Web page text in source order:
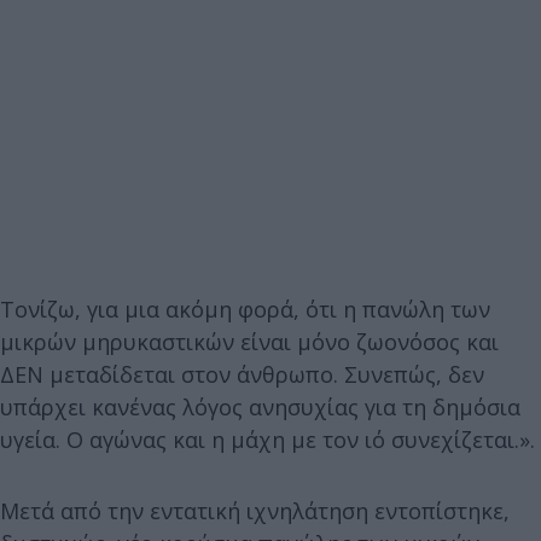
Τονίζω, για μια ακόμη φορά, ότι η πανώλη των
μικρών μηρυκαστικών είναι μόνο ζωονόσος και
ΔΕΝ μεταδίδεται στον άνθρωπο. Συνεπώς, δεν
υπάρχει κανένας λόγος ανησυχίας για τη δημόσια
υγεία. Ο αγώνας και η μάχη με τον ιό συνεχίζεται.».
Μετά από την εντατική ιχνηλάτηση εντοπίστηκε,